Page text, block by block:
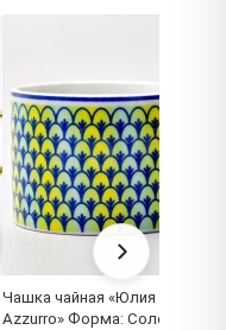
Чашка чайная «Юлия
Azzurro» Форма: Соло.